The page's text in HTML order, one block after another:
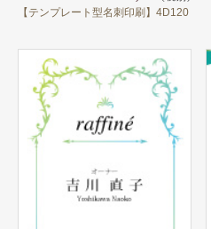
【テンプレート型名刺印刷】4D120